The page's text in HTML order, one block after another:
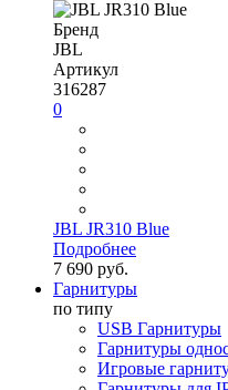
Бренд
JBL
Артикул
316287
0
JBL JR310 Blue
Подробнее
7 690 руб.
Гарнитуры
по типу
USB Гарнитуры
Гарнитуры
Игровые